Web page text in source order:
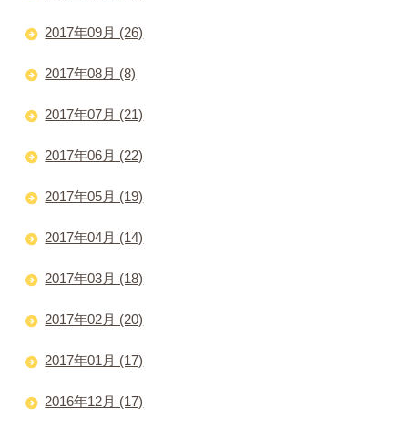
2017年09月 (26)
2017年08月 (8)
2017年07月 (21)
2017年06月 (22)
2017年05月 (19)
2017年04月 (14)
2017年03月 (18)
2017年02月 (20)
2017年01月 (17)
2016年12月 (17)